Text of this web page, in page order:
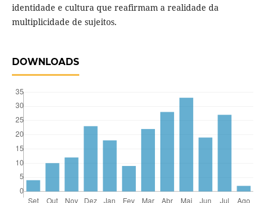
identidade e cultura que reafirmam a realidade da
multiplicidade de sujeitos.
DOWNLOADS